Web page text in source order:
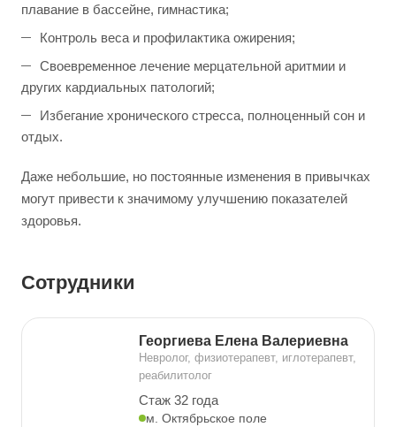
плавание в бассейне, гимнастика;
Контроль веса и профилактика ожирения;
Своевременное лечение мерцательной аритмии и
других кардиальных патологий;
Избегание хронического стресса, полноценный сон и
отдых.
Даже небольшие, но постоянные изменения в привычках
могут привести к значимому улучшению показателей
здоровья.
Сотрудники
Георгиева Елена Валериевна
Невролог, физиотерапевт, иглотерапевт,
реабилитолог
Стаж 32 года
м. Октябрьское поле